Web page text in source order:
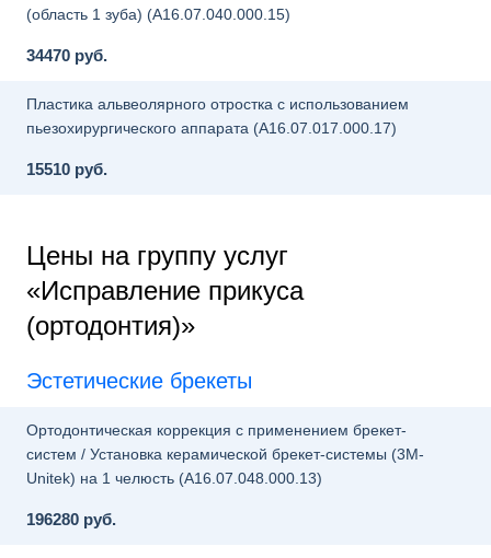
(область 1 зуба) (A16.07.040.000.15)
34470 руб.
Пластика альвеолярного отростка с использованием
пьезохирургического аппарата (A16.07.017.000.17)
15510 руб.
Цены на группу услуг
«Исправление прикуса
(ортодонтия)»
Эстетические брекеты
Ортодонтическая коррекция с применением брекет-
систем / Установка керамической брекет-системы (3M-
Unitek) на 1 челюсть (A16.07.048.000.13)
196280 руб.